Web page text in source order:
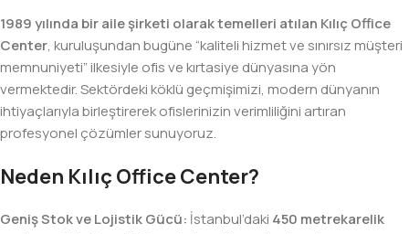
1989 yılında bir aile şirketi olarak temelleri atılan Kılıç Office
Center, kuruluşundan bugüne “kaliteli hizmet ve sınırsız müşteri
memnuniyeti” ilkesiyle ofis ve kırtasiye dünyasına yön
vermektedir. Sektördeki köklü geçmişimizi, modern dünyanın
ihtiyaçlarıyla birleştirerek ofislerinizin verimliliğini artıran
profesyonel çözümler sunuyoruz.
Neden Kılıç Office Center?
Geniş Stok ve Lojistik Gücü: İstanbul’daki 450 metrekarelik